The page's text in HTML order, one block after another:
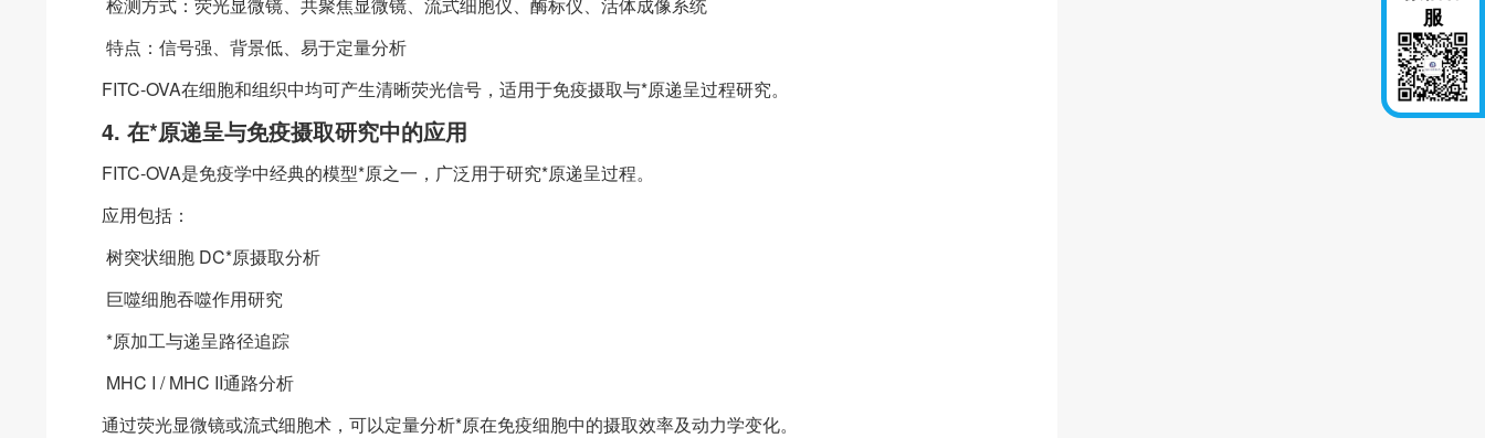
特点：信号强、背景低、易于定量分析
FITC-OVA在细胞和组织中均可产生清晰荧光信号，适用于免疫摄取与*原递呈过程研究。
4. 在*原递呈与免疫摄取研究中的应用
FITC-OVA是免疫学中经典的模型*原之一，广泛用于研究*原递呈过程。
应用包括：
树突状细胞 DC*原摄取分析
巨噬细胞吞噬作用研究
*原加工与递呈路径追踪
MHC I / MHC II通路分析
通过荧光显微镜或流式细胞术，可以定量分析*原在免疫细胞中的摄取效率及动力学变化。
服